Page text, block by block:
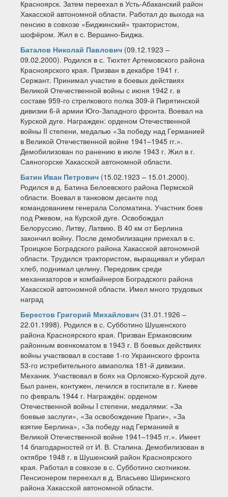
Красноярск. Затем переехал в Усть-Абаканский район
Хакасской автономной области. Работал до выхода на
пенсию в совхозе «Биджинский» трактористом,
шофёром. Жил в с. Вершино-Биджа.
Баталов Николай Павлович (09.12.1923 –
09.02.2000). Родился в с. Тюхтет Артемовского района
Красноярского края. Призван в декабре 1941 г.
Сержант. Принимал участие в боевых действиях
Великой Отечественной войны с июня 1942 г. в
составе 959-го стрелкового полка 309-й Пирятинской
дивизии 6-й армии Юго-Западного фронта. Воевал на
Курской дуге. Награжден: орденом Отечественной
войны II степени, медалью «За победу над Германией
в Великой Отечественной войне 1941–1945 гг.».
Демобилизован по ранению в июле 1943 г. Жил в г.
Саяногорске Хакасской автономной области.
Батин Иван Петрович (15.02.1923 – 15.01.2000).
Родился в д. Батина Белоевского района Пермской
области. Воевал в танковом десанте под
командованием генерала Соломатина. Участник боев
под Ржевом, на Курской дуге. Освобождал
Белоруссию, Литву, Латвию. В 40 км от Берлина
закончил войну. После демобилизации приехал в с.
Троицкое Боградского района Хакасской автономной
области. Трудился трактористом, выращивал и убирал
хлеб, поднимал целину. Передовик среди
механизаторов и комбайнеров Боградского района
Хакасской автономной области. Имел много трудовых
наград
Берестов Григорий Михайлович (31.01.1926 –
22.01.1998). Родился в с. Субботино Шушенского
района Красноярского края. Призван Ермаковским
районным военкоматом в 1943 г. В боевых действиях
войны участвовал в составе 1-го Украинского фронта
53-го истребительного авиаполка 181-й дивизии.
Механик. Участвовал в боях на Орловско-Курской дуге.
Был ранен, контужен, лечился в госпитале в г. Киеве
по февраль 1944 г. Награждён: орденом
Отечественной войны I степени, медалями: «За
боевые заслуги», «За освобождение Праги», «За
взятие Берлина», «За победу над Германией в
Великой Отечественной войне 1941–1945 гг.». Имеет
14 благодарностей от И. В. Сталина. Демобилизован в
октябре 1948 г. в Шушенский район Красноярского
края. Работал в совхозе в с. Субботино скотником.
Пенсионером переехал в д. Власьево Ширинского
района Хакасской автономной области.